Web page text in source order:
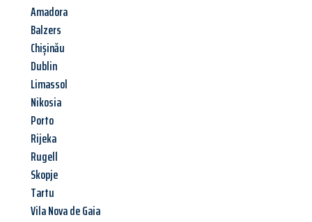
Amadora
Balzers
Chișinău
Dublin
Limassol
Nikosia
Porto
Rijeka
Rugell
Skopje
Tartu
Vila Nova de Gaia